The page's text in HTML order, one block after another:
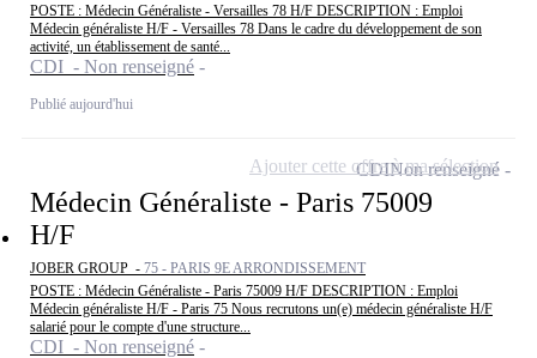
POSTE : Médecin Généraliste - Versailles 78 H/F DESCRIPTION : Emploi
Médecin généraliste H/F - Versailles 78 Dans le cadre du développement de son
activité, un établissement de santé...
CDI - Non renseigné
Publié aujourd'hui
Médecin Généraliste - Paris 75009
H/F
JOBER GROUP - 75 - PARIS 9E ARRONDISSEMENT
POSTE : Médecin Généraliste - Paris 75009 H/F DESCRIPTION : Emploi
Médecin généraliste H/F - Paris 75 Nous recrutons un(e) médecin généraliste H/F
salarié pour le compte d'une structure...
CDI - Non renseigné
CDINon renseigné
Ajouter cette offre à ma sélection